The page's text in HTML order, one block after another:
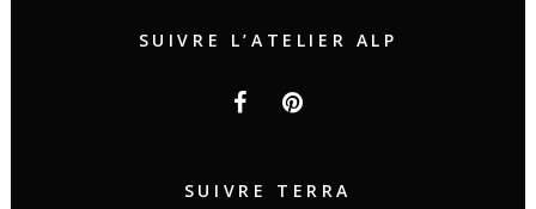
SUIVRE L’ATELIER ALP
SUIVRE TERRA